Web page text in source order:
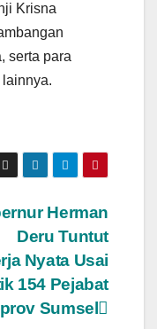
Krisna
serta para
Herman
Deru Tuntut
Nyata Usai
154 Pejabat
Sumsel